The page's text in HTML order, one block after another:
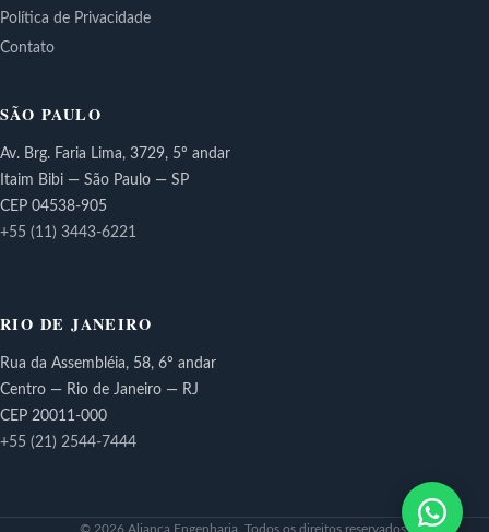
Política de Privacidade
Contato
SÃO PAULO
Av. Brg. Faria Lima, 3729, 5º andar
Itaim Bibi — São Paulo — SP
CEP 04538-905
+55 (11) 3443-6221
RIO DE JANEIRO
Rua da Assembléia, 58, 6º andar
Centro — Rio de Janeiro — RJ
CEP 20011-000
+55 (21) 2544-7444
© 2026 Aliança Engenharia. Todos os direitos reservados.